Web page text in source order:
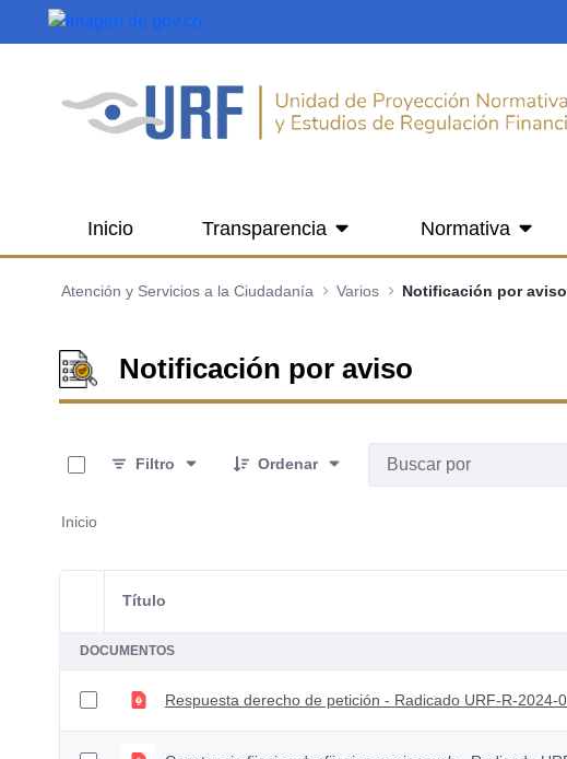
Saltar al contenido principal
Inicio Transparencia Normativa
Atención y Servicios a la Ciudadanía Varios Notificación por aviso
Notificación por aviso
Filtro
Ordenar
Inicio
Selección del elemento
Título
DOCUMENTOS
Respuesta derecho de petición - Radicado URF-R-2024-